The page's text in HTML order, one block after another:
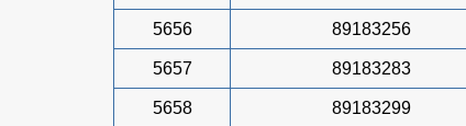
5656 89183256
5657 89183283
5658 89183299